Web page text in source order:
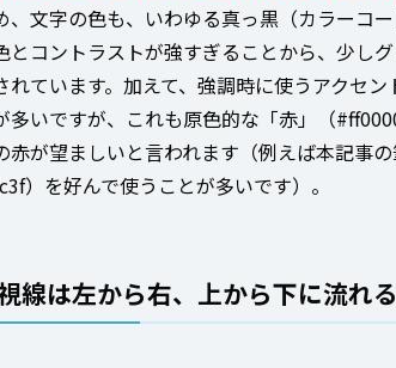
、文字の色も、いわゆる真っ黒（カラーコ
とコントラストが強すぎることから、少し
れています。加えて、強調時に使うアクセ
多いですが、これも原色的な「赤」（
赤が望ましいと言われます（例えば本記事
）を好んで使うことが多いです）。
線は左から右、上から下に流れる